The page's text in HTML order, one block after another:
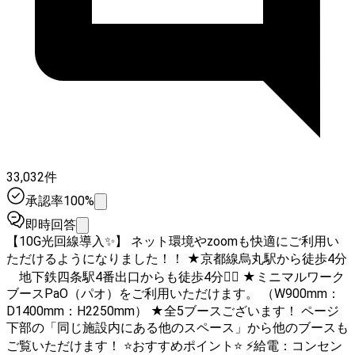
33,032件
承認率100%
即時回答
【10G光回線導入✨】 ネット環境やzoomも快適にご利用い
ただけるようになりました！！ ★京都線烏丸駅から徒歩4分
地下鉄四条駅4番出口からも徒歩4分🚶‍♀️ ★ミニマルワーク
ブースPaO（パオ）をご利用いただけます。 （W900mm：
D1400mm：H2250mm） ★全5ブースございます！ ページ
下部の「同じ施設内にある他のスペース」から他のブースも
ご覧いただけます！ ⭐️おすすめポイント⭐️ ⚡️給電：コンセン